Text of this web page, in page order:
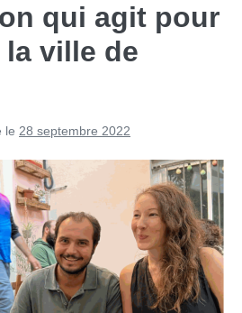
qui agit pour
ville de
le 28 septembre 2022